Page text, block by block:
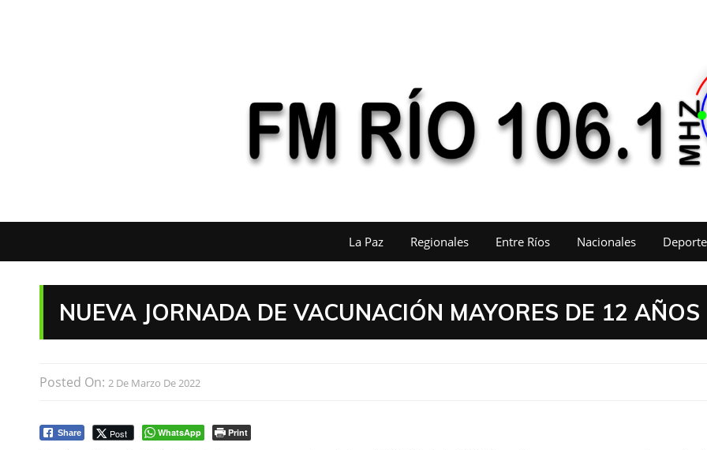
La Paz Regionales Entre Ríos Nacionales
NUEVA JORNADA DE VACUNACIÓN MAYORES DE 12 AÑOS
Posted On: 2 De Marzo De 2022
Share Post WhatsApp Print